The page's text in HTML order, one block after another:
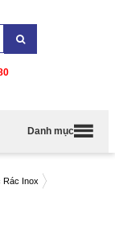
Danh mục
Rác Inox